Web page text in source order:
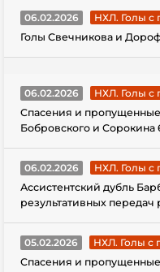
06.02.2026
НХЛ. Голы с
Голы Свечникова и
06.02.2026
НХЛ. Голы с
Спасения и пропущенные
Бобровского и Сорокина
06.02.2026
НХЛ. Голы с
Ассистентский дубль
результативных
05.02.2026
НХЛ. Голы с
Спасения и